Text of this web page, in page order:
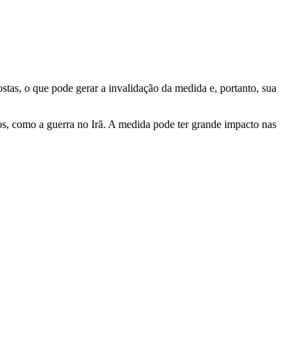
o que pode gerar a invalidação da medida e, portanto, sua
como a guerra no Irã. A medida pode ter grande impacto nas